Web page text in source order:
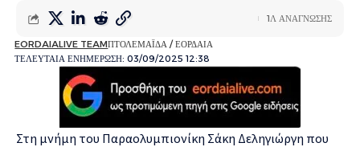
ΤΕΛΕΥΤΑΙΑ ΕΝΗΜΕΡΩΣΗ: 03/09/2025 12:38
EORDAIALIVE TEAMΠΤΟΛΕΜΑΪΔΑ / ΕΟΡΔΑΙΑ
1Λ ΑΝΑΓΝΩΣΗΣ
Στη μνήμη του Παραολυμπιονίκη Σάκη Δεληγιώργη που